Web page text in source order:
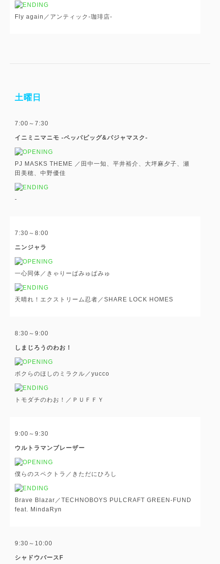
Fly again／アンティック-珈琲店-
土曜日
7:00～7:30
イニミニマニモ -ペッパピッグ&パジャマスク-
PJ MASKS THEME ／田中一知、平井裕介、大坪麻夕子、瀬
田美穂、中野優佳
-
7:30～8:00
ニンジャラ
一心同体／きゃりーぱみゅぱみゅ
天晴れ！エクストリーム忍者／SHARE LOCK HOMES
8:30～9:00
しまじろうのわお！
ボクらのほしのミラクル／yucco
トモダチのわお！／ＰＵＦＦＹ
9:00～9:30
ウルトラマンブレーザー
僕らのスペクトラ／きただにひろし
Brave Blazar／TECHNOBOYS PULCRAFT GREEN-FUND
feat. MindaRyn
9:30～10:00
シャドウバースF